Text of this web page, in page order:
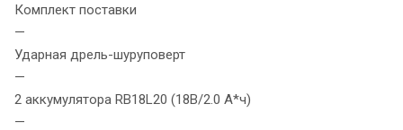
Комплект поставки
—
Ударная дрель-шуруповерт
—
2 аккумулятора RB18L20 (18В/2.0 А*ч)
—